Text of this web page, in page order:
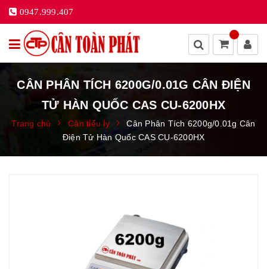
0947.999.407
CÂN PHÂN TÍCH 6200G/0.01G CÂN ĐIỆN
TỬ HÀN QUỐC CAS CU-6200HX
Trang chủ Cân tiểu ly
Cân Phân Tích 6200g/0.01g Cân
Điện Tử Hàn Quốc CAS CU-6200HX